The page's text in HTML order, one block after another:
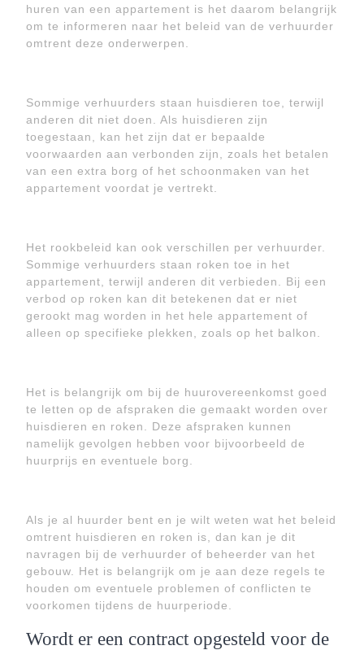
huren van een appartement is het daarom belangrijk
om te informeren naar het beleid van de verhuurder
omtrent deze onderwerpen.
Sommige verhuurders staan huisdieren toe, terwijl
anderen dit niet doen. Als huisdieren zijn
toegestaan, kan het zijn dat er bepaalde
voorwaarden aan verbonden zijn, zoals het betalen
van een extra borg of het schoonmaken van het
appartement voordat je vertrekt.
Het rookbeleid kan ook verschillen per verhuurder.
Sommige verhuurders staan roken toe in het
appartement, terwijl anderen dit verbieden. Bij een
verbod op roken kan dit betekenen dat er niet
gerookt mag worden in het hele appartement of
alleen op specifieke plekken, zoals op het balkon.
Het is belangrijk om bij de huurovereenkomst goed
te letten op de afspraken die gemaakt worden over
huisdieren en roken. Deze afspraken kunnen
namelijk gevolgen hebben voor bijvoorbeeld de
huurprijs en eventuele borg.
Als je al huurder bent en je wilt weten wat het beleid
omtrent huisdieren en roken is, dan kan je dit
navragen bij de verhuurder of beheerder van het
gebouw. Het is belangrijk om je aan deze regels te
houden om eventuele problemen of conflicten te
voorkomen tijdens de huurperiode.
Wordt er een contract opgesteld voor de